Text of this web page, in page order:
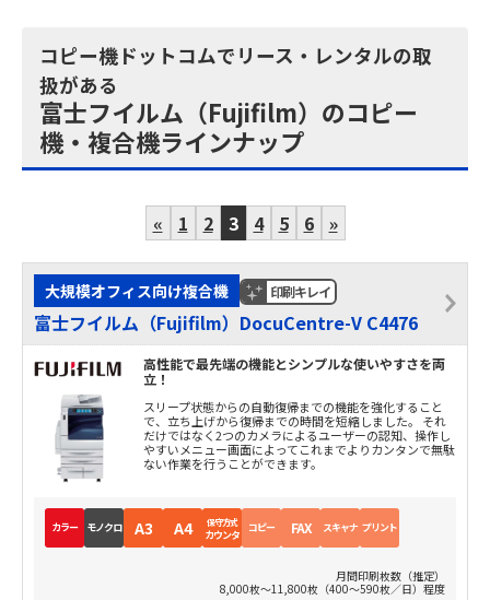
コピー機ドットコムでリース・レンタルの取
扱がある
富士フイルム（Fujifilm）のコピー
機・複合機ラインナップ
« 1 2 3 4 5 6 »
大規模オフィス向け複合機 印刷キレイ
富士フイルム（Fujifilm）DocuCentre-V C4476
高性能で最先端の機能とシンプルな使いやすさを両
立！
スリープ状態からの自動復帰までの機能を強化すること
で、立ち上げから復帰までの時間を短縮しました。 それ
だけではなく2つのカメラによるユーザーの認知、操作し
やすいメニュー画面によってこれまでよりカンタンで無駄
ない作業を行うことができます。
カラー モノクロ A3 A4 保守方式
カウンタ コピー FAX スキャナ プリント
月間印刷枚数（推定）
8,000枚～11,800枚（400～590枚／日）程度